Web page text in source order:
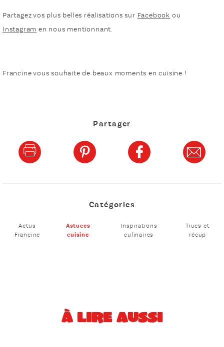
Partagez vos plus belles réalisations sur Facebook ou
Instagram en nous mentionnant.
Francine vous souhaite de beaux moments en cuisine !
Partager
Catégories
Actus
Francine
Astuces
cuisine
Inspirations
culinaires
Trucs et
récup
À LIRE AUSSI